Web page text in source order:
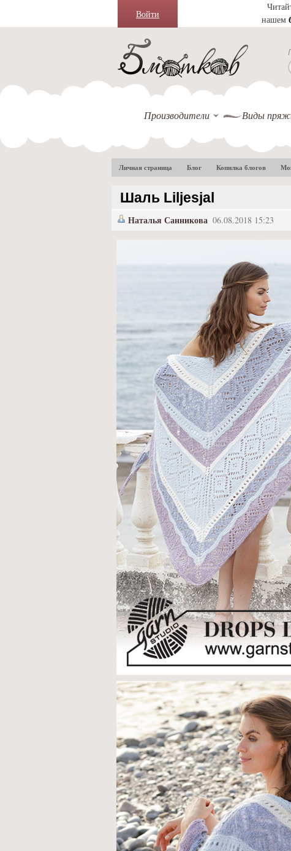
Войти
нашем
Производители Виды
Личная страница Блог Копилка блогов
Шаль Liljesjal
Наталья Санникова 06.08.2018 15:23